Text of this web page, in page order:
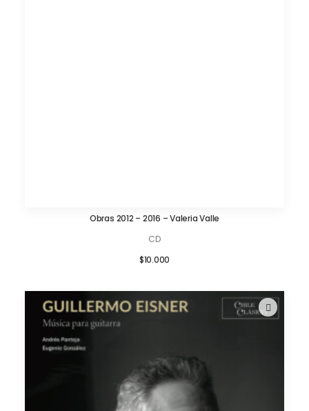
AÑADIR AL CARRITO
Obras 2012 – 2016 – Valeria Valle
CD
$10.000